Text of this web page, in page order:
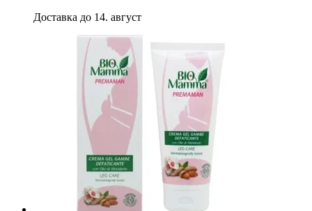
Доставка до 14. август